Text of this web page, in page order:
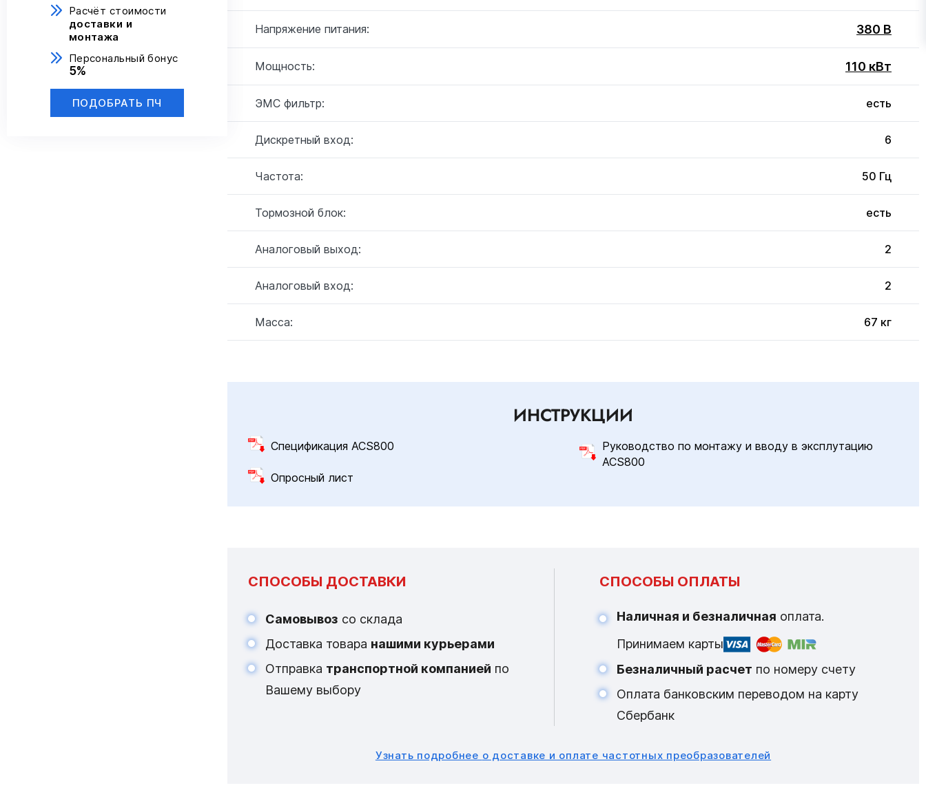
Расчёт стоимости
доставки и
монтажа
Персональный бонус
5%
ПОДОБРАТЬ ПЧ
Напряжение питания: 380 В
Мощность: 110 кВт
ЭМС фильтр: есть
Дискретный вход: 6
Частота: 50 Гц
Тормозной блок: есть
Аналоговый выход: 2
Аналоговый вход: 2
Масса: 67 кг
ИНСТРУКЦИИ
Спецификация ACS800
Руководство по монтажу и вводу в эксплутацию
ACS800
Опросный лист
СПОСОБЫ ДОСТАВКИ
Самовывоз со склада
Доставка товара нашими курьерами
Отправка транспортной компанией по
Вашему выбору
СПОСОБЫ ОПЛАТЫ
Наличная и безналичная оплата.
Принимаем карты
Безналичный расчет по номеру счету
Оплата банковским переводом на карту
Сбербанк
Узнать подробнее о доставке и оплате частотных преобразователей